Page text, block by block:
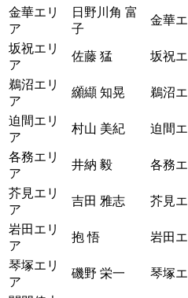
金華エリ
ア
日野川角 富
子
金華
坂祝エリ
ア
佐藤 猛 坂祝
鵜沼エリ
ア
纐纈 知晃 鵜沼
迫間エリ
ア
村山 美紀 迫間
各務エリ
ア
井納 毅 各務
芥見エリ
ア
吉田 雅志 芥見
岩田エリ
ア
抱 悟 岩田
琴塚エリ
ア
磯野 栄一 琴塚